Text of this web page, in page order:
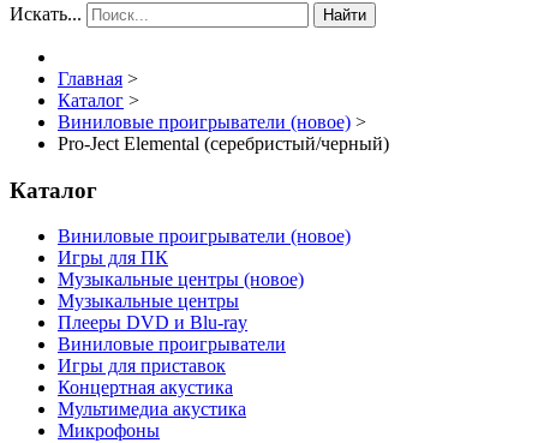
Искать... Найти
Главная >
Каталог >
Виниловые проигрыватели (новое) >
Pro-Ject Elemental (серебристый/черный)
Каталог
Виниловые проигрыватели (новое)
Игры для ПК
Музыкальные центры (новое)
Музыкальные центры
Плееры DVD и Blu-ray
Виниловые проигрыватели
Игры для приставок
Концертная акустика
Мультимедиа акустика
Микрофоны